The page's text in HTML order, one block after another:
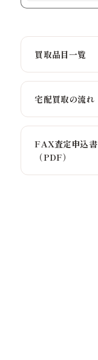
買取品目一覧
宅配買取の流れ
FAX査定申込書
（PDF）